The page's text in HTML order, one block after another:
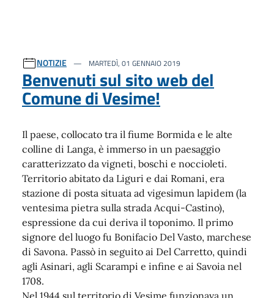
NOTIZIE MARTEDÌ, 01 GENNAIO 2019
Benvenuti sul sito web del
Comune di Vesime!
Il paese, collocato tra il fiume Bormida e le alte
colline di Langa, è immerso in un paesaggio
caratterizzato da vigneti, boschi e noccioleti.
Territorio abitato da Liguri e dai Romani, era
stazione di posta situata ad vigesimun lapidem (la
ventesima pietra sulla strada Acqui-Castino),
espressione da cui deriva il toponimo. Il primo
signore del luogo fu Bonifacio Del Vasto, marchese
di Savona. Passò in seguito ai Del Carretto, quindi
agli Asinari, agli Scarampi e infine e ai Savoia nel
1708.
Nel 1944 sul territorio di Vesime funzionava un